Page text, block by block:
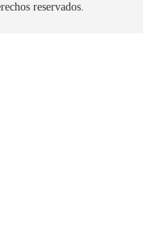
reservados.